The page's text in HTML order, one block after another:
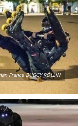
France BUGGY ROLLIN